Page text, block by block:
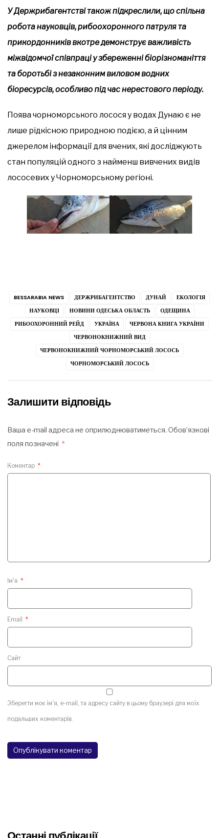
У Держрибагентстві також підкреслили, що спільна
робота науковців, рибоохоронного патруля та
прикордонників вкотре демонструє важливість
міжвідомчої співпраці у збереженні біорізноманіття
та боротьбі з незаконним виловом водних
біоресурсів, особливо під час нерестового періоду.
Поява чорноморського лосося у водах Дунаю є не
лише рідкісною природною подією, а й цінним
джерелом інформації для вчених, які досліджують
стан популяцій одного з найменш вивчених видів
лососевих у Чорноморському регіоні.
BESSARABIA NEWS ДЕРЖРИБАГЕНТСТВО ДУНАЙ
ЕКОЛОГІЯ
НАУКОВЦІ
НОВИНИ ОДЕСЬКА ОБЛАСТЬ
ОДЕЩИНА
РИБООХОРОННИЙ РЕЙД
УКРАЇНА
ЧЕРВОНА КНИГА УКРАЇНИ
ЧЕРВОНОКНИЖНИЙ ВИД
ЧЕРВОНОКНИЖНИЙ ЧОРНОМОРСЬКИЙ ЛОСОСЬ
ЧОРНОМОРСЬКИЙ ЛОСОСЬ
Залишити відповідь
Ваша e-mail адреса не оприлюднюватиметься. Обов’язкові
поля позначені *
Коментар *
Ім'я *
Email *
Сайт
Зберегти моє ім'я, e-mail, та адресу сайту в цьому браузері для моїх
подальших коментарів.